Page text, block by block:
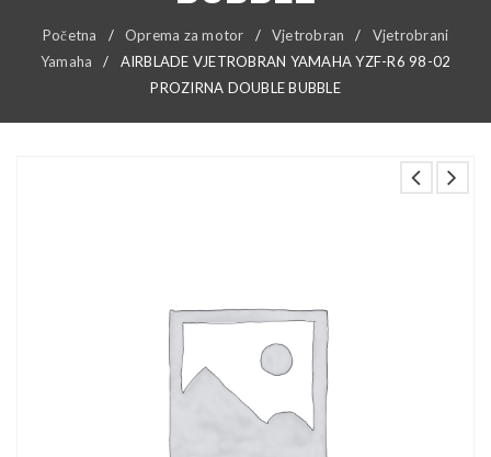
Početna / Oprema za motor / Vjetrobran /
Vjetrobrani
Yamaha
/
AIRBLADE VJETROBRAN YAMAHA YZF-R6 98-02
PROZIRNA DOUBLE BUBBLE